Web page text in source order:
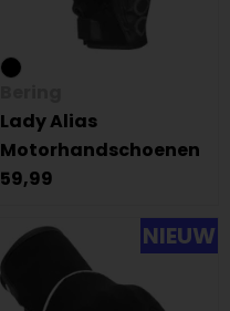
Lady Alias
Motorhandschoenen
59,99
NIEUW